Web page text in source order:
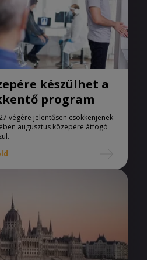
készülhet a
program
végére jelentősen csökkenjenek
augusztus közepére átfogó